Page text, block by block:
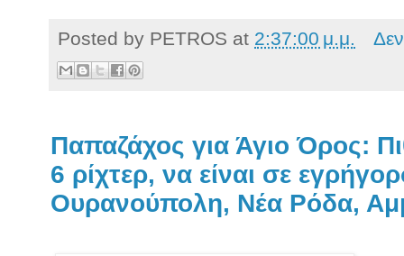
Posted by PETROS at 2:37:00 μ.μ.
Παπαζάχος για Άγιο Όρος:
6 ρίχτερ, να είναι σε
Ουρανούπολη, Νέα Ρόδα,